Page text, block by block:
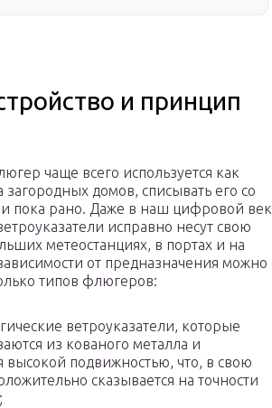
и принцип
чаще всего используется как
загородных домов, списывать его со
пока рано. Даже в наш цифровой век
исправно несут свою
метеостанциях, в портах и на
от предназначения можно
типов флюгеров:
ветроуказатели, которые
из кованого металла и
высокой подвижностью, что, в свою
сказывается на точности